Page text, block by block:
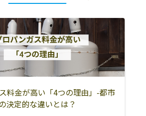
伊都郡高野町
有田市
有田郡湯浅町
有田郡広川町
日高郡美浜町
日高郡日高町
新宮市
料金が高い「4つの理由」-都市
決定的な違いとは？